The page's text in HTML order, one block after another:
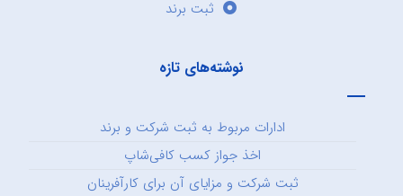
ثبت برند
نوشته‌های تازه
ادارات مربوط به ثبت شرکت و برند
اخذ جواز کسب کافی‌شاپ
ثبت شرکت و مزایای آن برای کارآفرینان